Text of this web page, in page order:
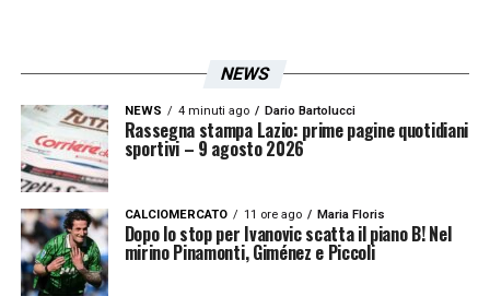
NEWS
NEWS 4 minuti ago Dario Bartolucci
Rassegna stampa Lazio: prime pagine quotidiani
sportivi – 9 agosto 2026
CALCIOMERCATO 11 ore ago Maria Floris
Dopo lo stop per Ivanovic scatta il piano B! Nel
mirino Pinamonti, Giménez e Piccoli